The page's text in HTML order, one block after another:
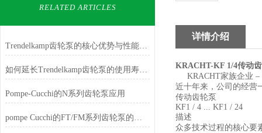
RELATED ARTICLES
Trendelkamp齿轮泵的核心优势与性能特点
如何延长Trendelkamp齿轮泵的使用寿命？
Pompe-Cucchi的N系列齿轮泵应用
pompe Cucchi的FT/FM系列齿轮泵的特点
详情介绍
KRACHT-KF 1/4传动
KRACHT家族企业 –
近十年来，公司的经营
传动齿轮泵
KF1 / 4 ... KF1 / 24
描述
众多技术过程的核心要